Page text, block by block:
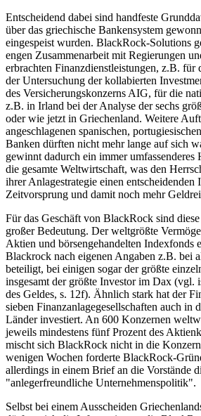
Entscheidend dabei sind handfeste
über das griechische Bankensystem
eingespeist wurden. BlackRock-Solutions
engen Zusammenarbeit mit Regierungen
erbrachten Finanzdienstleistungen, z.B. für
der Untersuchung der kollabierten
des Versicherungskonzerns AIG, für die
z.B. in Irland bei der Analyse der sechs
oder wie jetzt in Griechenland. Weitere
angeschlagenen spanischen,
Banken dürften nicht mehr lange auf sich
gewinnt dadurch ein immer umfassenderes
die gesamte Weltwirtschaft, was den
ihrer Anlagestrategie einen entscheidenden
Zeitvorsprung und damit noch mehr
Für das Geschäft von BlackRock sind
großer Bedeutung. Der weltgrößte
Aktien und börsengehandelten Indexfonds
Blackrock nach eigenen Angaben z.B. bei
beteiligt, bei einigen sogar der größte
insgesamt der größte Investor im Dax (vgl.
des Geldes, s. 12f). Ähnlich stark hat der
sieben Finanzanlagegesellschaften auch in
Länder investiert. An 600 Konzernen
jeweils mindestens fünf Prozent des
mischt sich BlackRock nicht in die
wenigen Wochen forderte BlackRock-
allerdings in einem Brief an die Vorstände
"anlegerfreundliche Unternehmenspolitik".
Selbst bei einem Ausscheiden